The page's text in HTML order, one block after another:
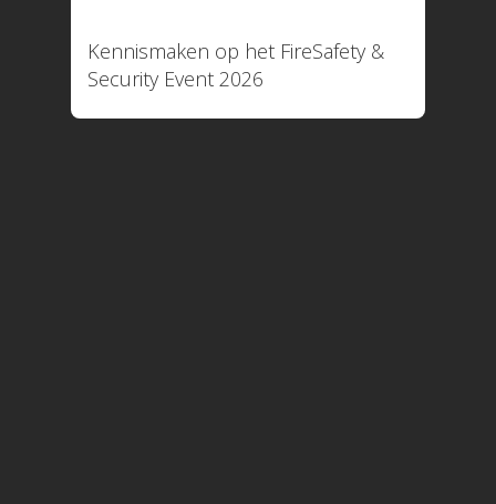
Kennismaken op het FireSafety &
Security Event 2026